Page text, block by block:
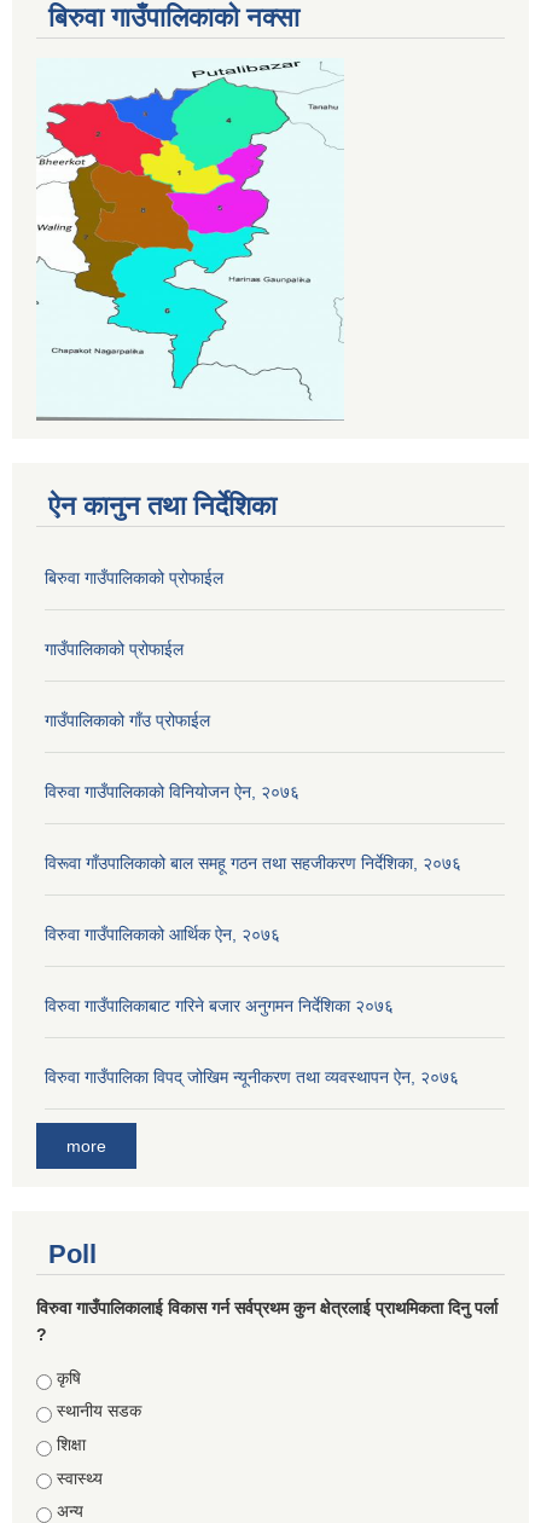
बिरुवा गाउँपालिकाको नक्सा
ऐन कानुन तथा निर्देशिका
बिरुवा गाउँपालिकाको प्रोफाईल
गाउँपालिकाको प्रोफाईल
गाउँपालिकाको गाँउ प्रोफाईल
विरुवा गाउँपालिकाको विनियोजन ऐन, २०७६
विरूवा गाँउपालिकाको बाल समहू गठन तथा सहजीकरण निर्देशिका, २०७६
विरुवा गाउँपालिकाको आर्थिक ऐन, २०७६
विरुवा गाउँपालिकाबाट गरिने बजार अनुगमन निर्देशिका २०७६
विरुवा गाउँपालिका विपद् जोखिम न्यूनीकरण तथा व्यवस्थापन ऐन, २०७६
more
Poll
विरुवा गाउँपालिकालाई विकास गर्न सर्वप्रथम कुन क्षेत्रलाई प्राथमिकता दिनु पर्ला
?
Choices
कृषि
स्थानीय सडक
शिक्षा
स्वास्थ्य
अन्य